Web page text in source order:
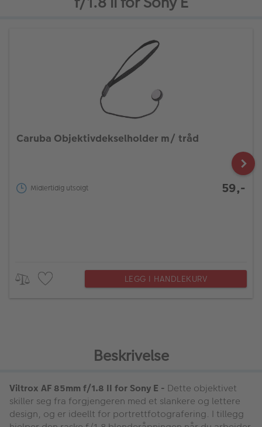
Caruba Objektivdekselholder m/ tråd
Midlertidig utsolgt 59,-
LEGG I HANDLEKURV
Beskrivelse
Viltrox AF 85mm f/1.8 II for Sony E - Dette objektivet
skiller seg fra forgjengeren med et slankere og lettere
design, og er ideellt for portrettfotografering. I tillegg